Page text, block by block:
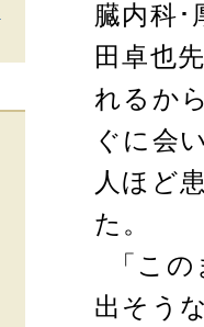
臓内科･
田卓也
れるか
ぐに会
人ほど
た。
「こ
出そう